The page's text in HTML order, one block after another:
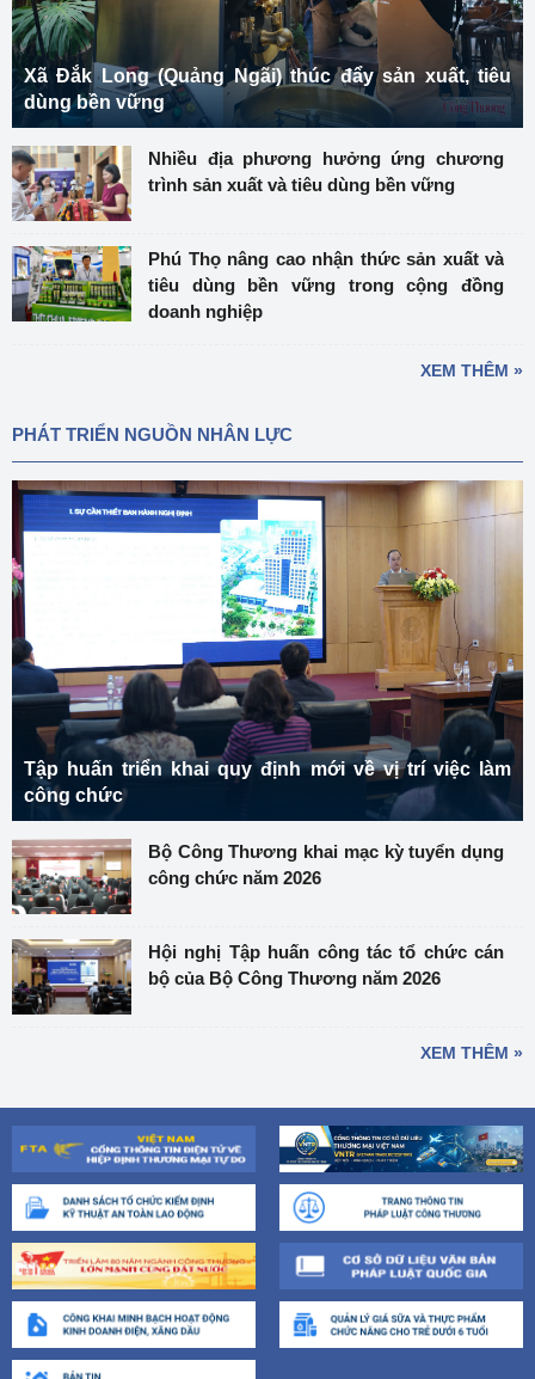
Xã Đắk Long (Quảng Ngãi) thúc đẩy sản xuất, tiêu
dùng bền vững
Nhiều địa phương hưởng ứng chương
trình sản xuất và tiêu dùng bền vững
Phú Thọ nâng cao nhận thức sản xuất và
tiêu dùng bền vững trong cộng đồng
doanh nghiệp
XEM THÊM »
PHÁT TRIỂN NGUỒN NHÂN LỰC
Tập huấn triển khai quy định mới về vị trí việc làm
công chức
Bộ Công Thương khai mạc kỳ tuyển dụng
công chức năm 2026
Hội nghị Tập huấn công tác tổ chức cán
bộ của Bộ Công Thương năm 2026
XEM THÊM »